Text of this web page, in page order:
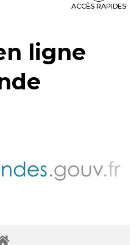
ACCÈS RAPIDES
ligne